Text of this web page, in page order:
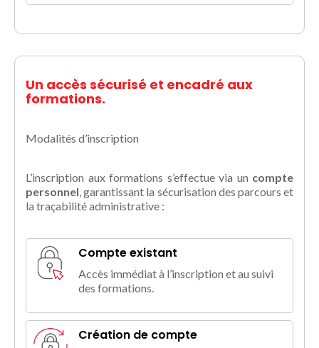
Un accès sécurisé et encadré aux
formations.
Modalités d’inscription
L’inscription aux formations s’effectue via un compte
personnel, garantissant la sécurisation des parcours et
la traçabilité administrative :
Compte existant
Accès immédiat à l’inscription et au suivi
des formations.
Création de compte